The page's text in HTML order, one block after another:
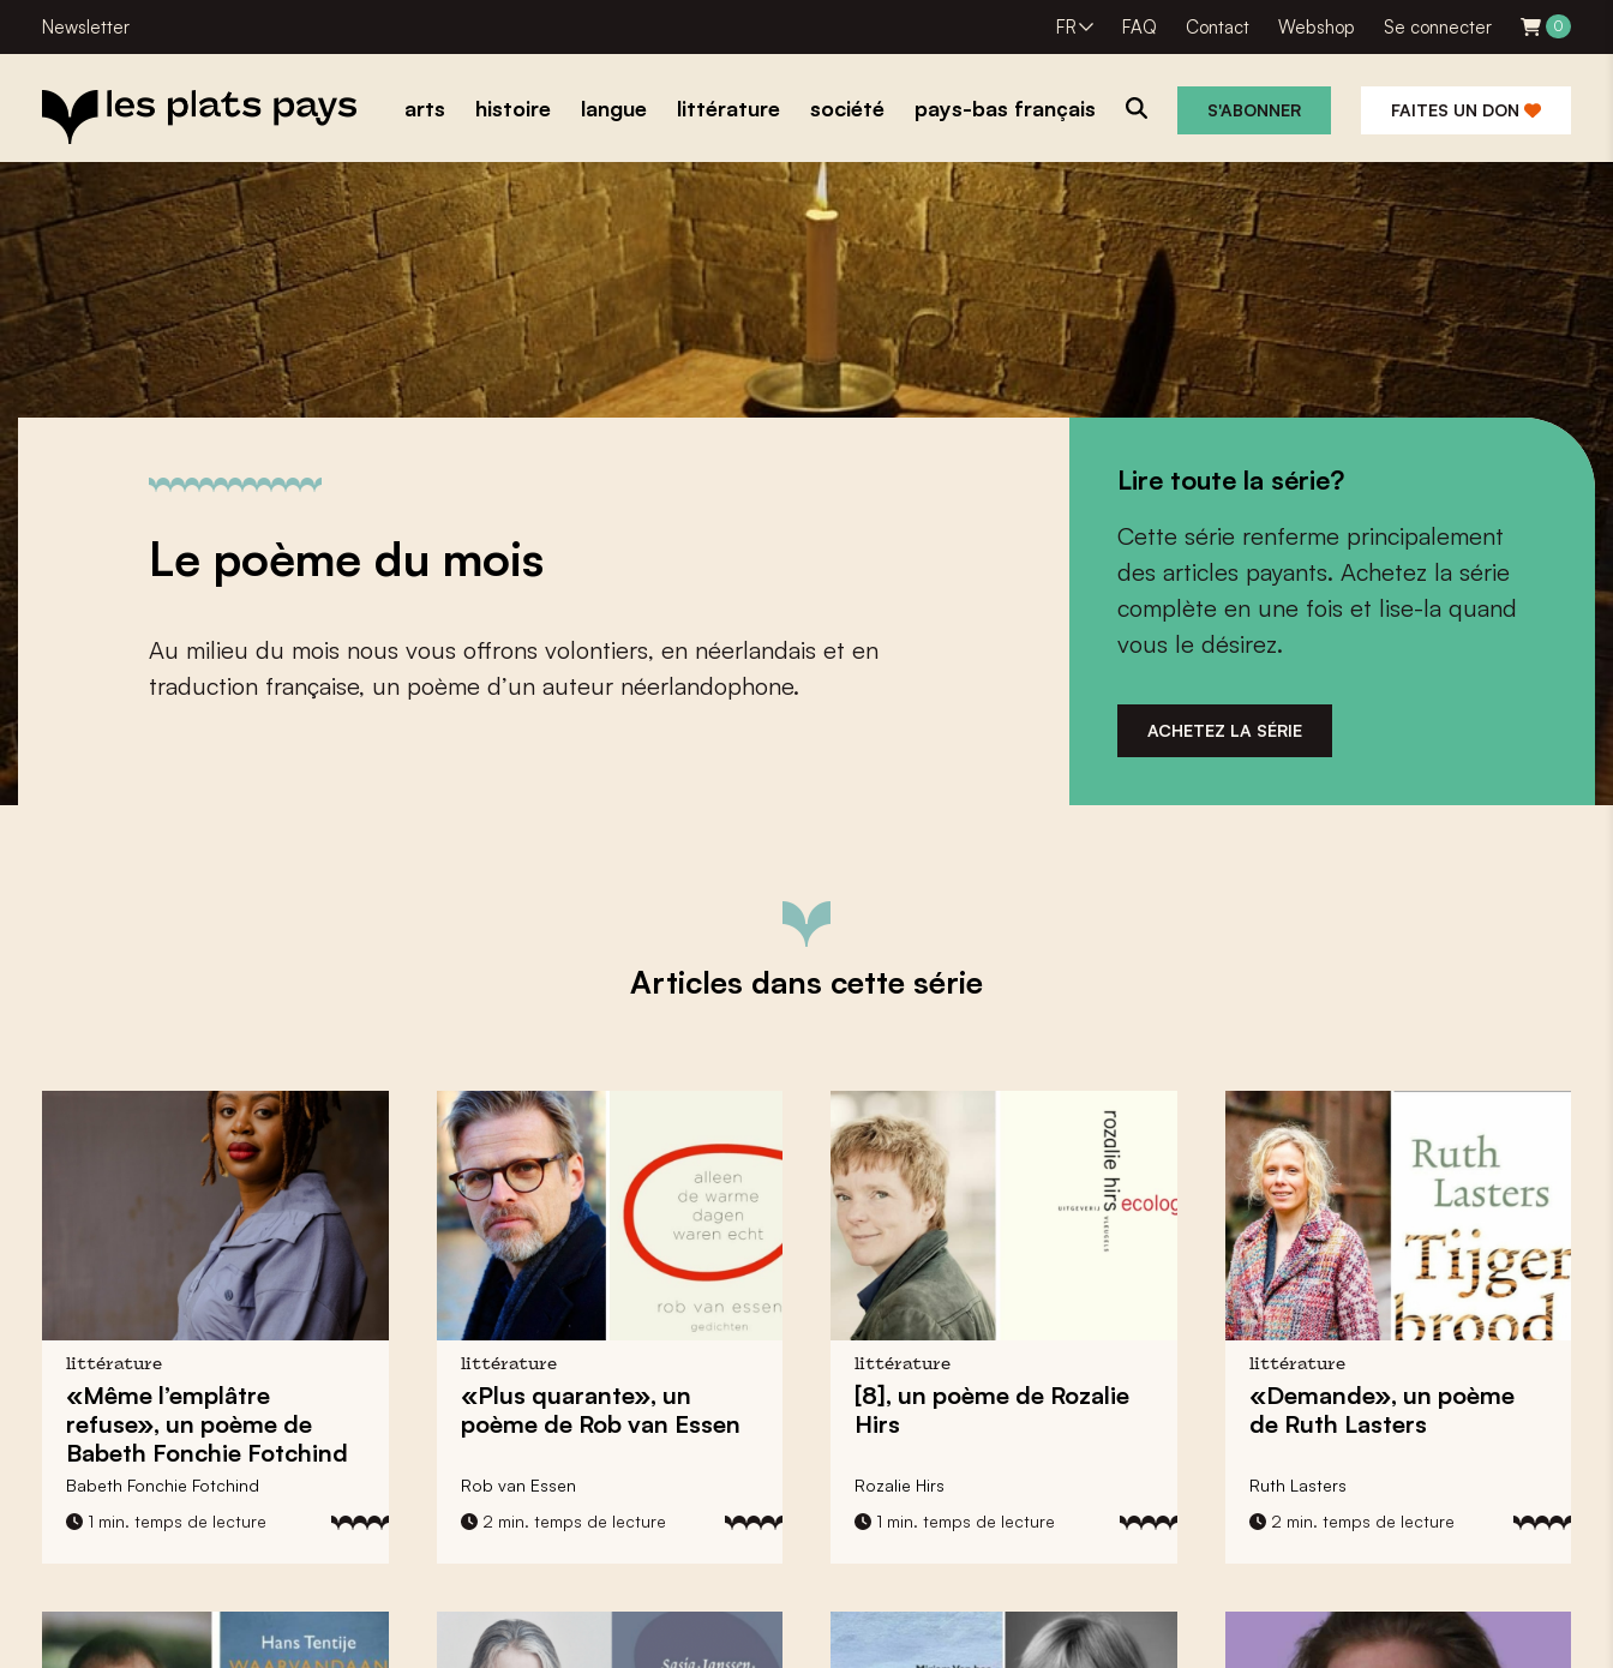
Newsletter FR FAQ Contact Webshop Se connecter 0
arts histoire langue littérature société pays-bas français S'ABONNER FAITES UN DON
Le poème du mois
Au milieu du mois nous vous offrons volontiers, en néerlandais et en
traduction française, un poème d’un auteur néerlandophone.
Lire toute la série?
Cette série renferme principalement
des articles payants. Achetez la série
complète en une fois et lise-la quand
vous le désirez.
ACHETEZ LA SÉRIE
Articles dans cette série
littérature
«Même l’emplâtre
refuse», un poème de
Babeth Fonchie Fotchind
Babeth Fonchie Fotchind
1 min. temps de lecture
littérature
«Plus quarante», un
poème de Rob van Essen
Rob van Essen
2 min. temps de lecture
littérature
[8], un poème de Rozalie
Hirs
Rozalie Hirs
1 min. temps de lecture
littérature
«Demande», un poème
de Ruth Lasters
Ruth Lasters
2 min. temps de lecture